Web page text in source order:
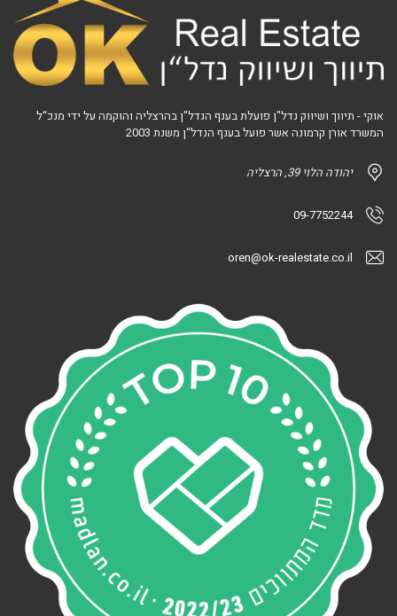
אוקי - תיווך ושיווק נדל"ן פועלת בענף הנדל"ן בהרצליה והוקמה על ידי מנכ“ל
המשרד אורן קרמונה אשר פועל בענף הנדל“ן משנת 2003
יהודה הלוי 39, הרצליה
09-7752244
oren@ok-realestate.co.il